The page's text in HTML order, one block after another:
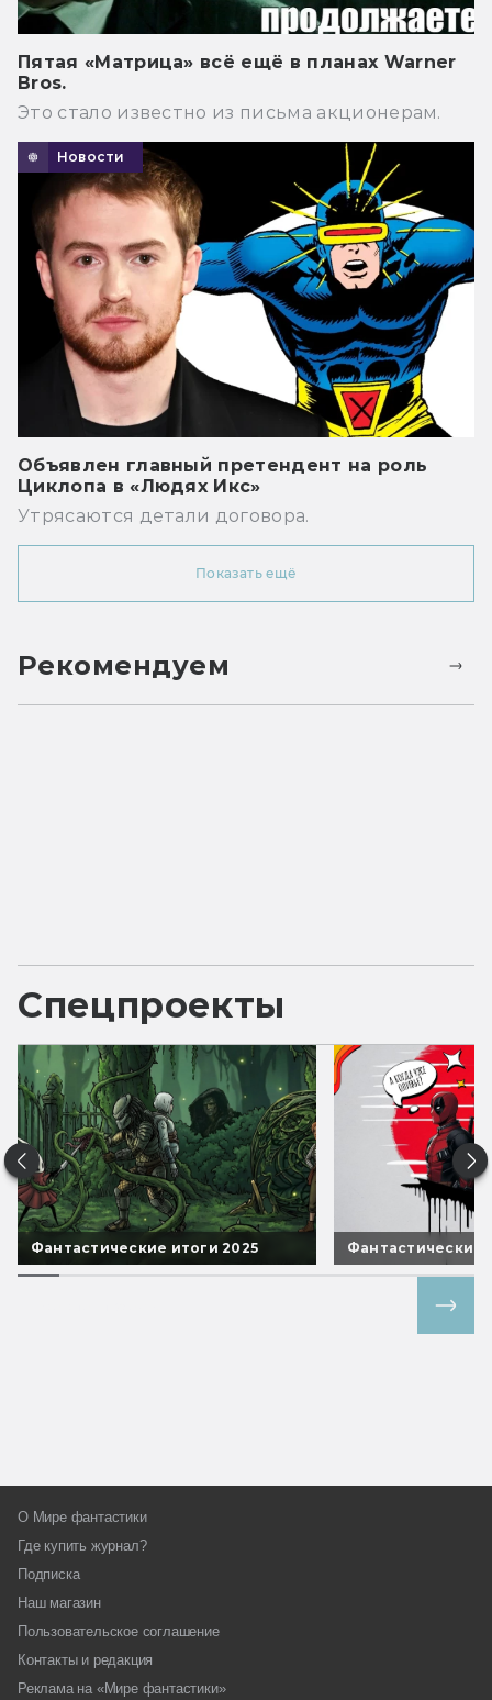
Пятая «Матрица» всё ещё в планах Warner
Bros.
Это стало известно из письма акционерам.
Новости
Объявлен главный претендент на роль
Циклопа в «Людях Икс»
Утрясаются детали договора.
Показать ещё
Рекомендуем
Спецпроекты
Фантастические итоги 2025 Фантастические
О Мире фантастики
Где купить журнал?
Подписка
Наш магазин
Пользовательское соглашение
Контакты и редакция
Реклама на «Мире фантастики»